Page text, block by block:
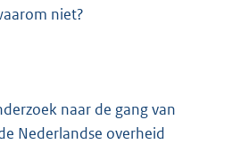
niet?
naar de gang van
Nederlandse overheid